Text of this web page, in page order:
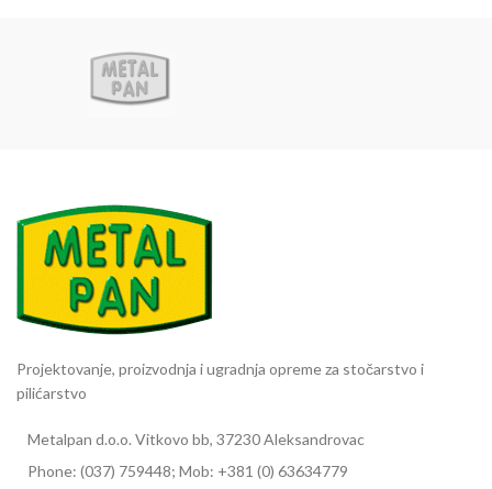
Projektovanje, proizvodnja i ugradnja opreme za stočarstvo i
pilićarstvo
Metalpan d.o.o. Vitkovo bb, 37230 Aleksandrovac
Phone: (037) 759448; Mob: +381 (0) 63634779